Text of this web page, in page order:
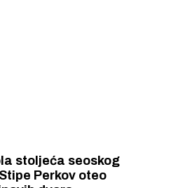
stoljeća seoskog